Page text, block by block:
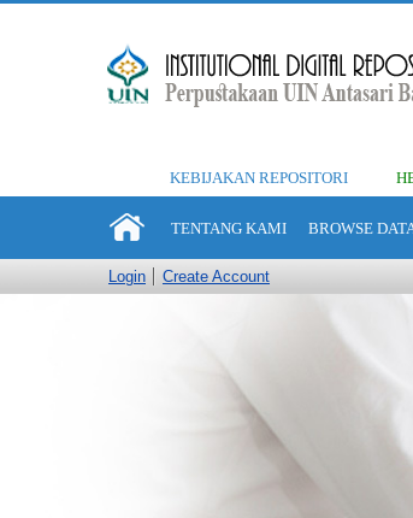
KEBIJAKAN REPOSITORI
TENTANG KAMI BROWSE
Login Create Account